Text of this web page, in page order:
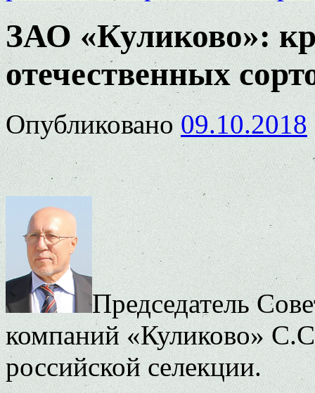
ЗАО «Куликово»:
отечественных
Опубликовано 09.10.2018
Председатель
компаний «Куликово»
российской селекции.